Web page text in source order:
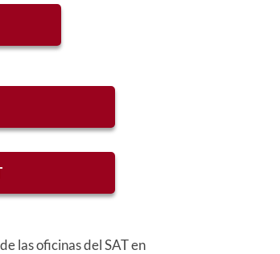
de las oficinas del SAT en